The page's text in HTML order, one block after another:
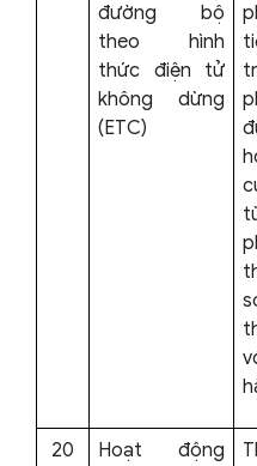
đường bộ
theo hình
thức điện tử
không dừng
(ETC)
20
Hoạt động